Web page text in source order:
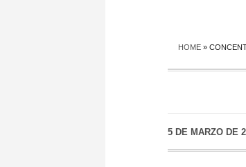
HOME »
5 DE MARZO DE